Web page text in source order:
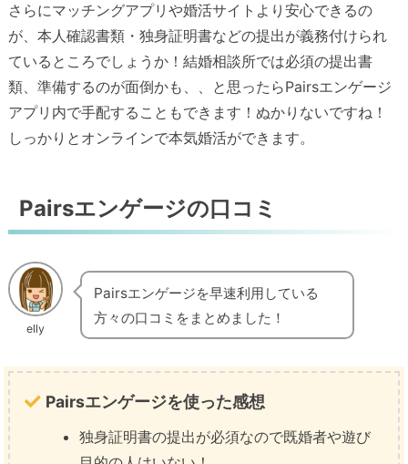
さらにマッチングアプリや婚活サイトより安心できるの
が、本人確認書類・独身証明書などの提出が義務付けられ
ているところでしょうか！結婚相談所では必須の提出書
類、準備するのが面倒かも、、と思ったらPairsエンゲージ
アプリ内で手配することもできます！ぬかりないですね！
しっかりとオンラインで本気婚活ができます。
Pairsエンゲージの口コミ
elly
Pairsエンゲージを早速利用している
方々の口コミをまとめました！
Pairsエンゲージを使った感想
独身証明書の提出が必須なので既婚者や遊び